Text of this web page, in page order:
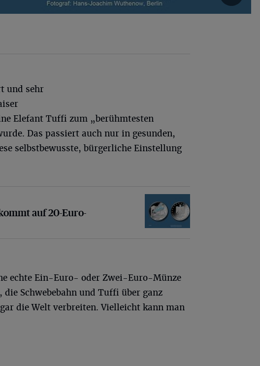
und sehr
Elefant Tuffi zum „berühmtesten
Das passiert auch nur in gesunden,
selbstbewusste, bürgerliche Einstellung
20-Euro-Gedenkmünze
auf 20-Euro-
echte Ein-Euro- oder Zwei-Euro-Münze
Schwebebahn und Tuffi über ganz
die Welt verbreiten. Vielleicht kann man